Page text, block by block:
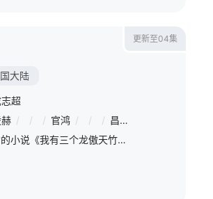
更新至04集
大陆
超
/ / / 官鸿 / / / 昌隆
该剧改编自衣带雪的小说《我有三个龙傲天竹马》。怪医南颜（景甜饰）为了救自己的母亲，逼不得踏入了仙途，而阴差阳错之下，她与隐瞒身份的帝君嵇炀（张凌赫饰）种下了缔结姻缘的“灵犀印”。这两个人，一个孤傲冷峻